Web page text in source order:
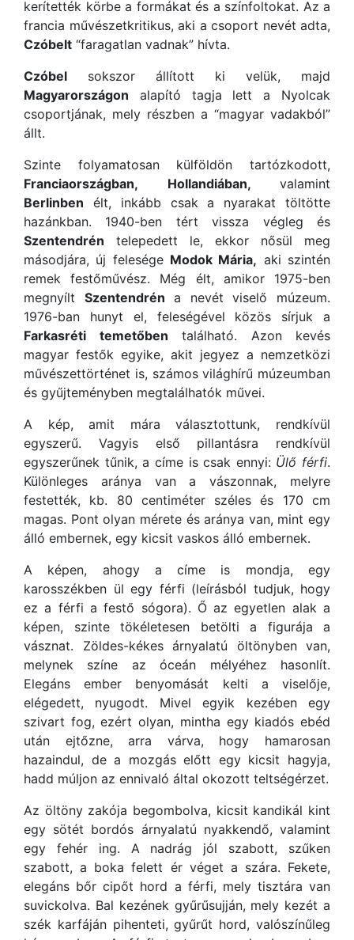
kerítették körbe a formákat és a színfoltokat. Az a
francia művészetkritikus, aki a csoport nevét adta,
Czóbelt “faragatlan vadnak” hívta.
Czóbel sokszor állított ki velük, majd
Magyarországon alapító tagja lett a Nyolcak
csoportjának, mely részben a “magyar vadakból”
állt.
Szinte folyamatosan külföldön tartózkodott,
Franciaországban,
Hollandiában, valamint
Berlinben élt, inkább csak a nyarakat töltötte
hazánkban. 1940-ben tért vissza végleg és
Szentendrén telepedett le, ekkor nősül meg
másodjára, új felesége Modok Mária, aki szintén
remek festőművész. Még élt, amikor 1975-ben
megnyílt Szentendrén a nevét viselő múzeum.
1976-ban hunyt el, feleségével közös sírjuk a
Farkasréti temetőben található. Azon kevés
magyar festők egyike, akit jegyez a nemzetközi
művészettörténet is, számos világhírű múzeumban
és gyűjteményben megtalálhatók művei.
A kép, amit mára választottunk, rendkívül
egyszerű. Vagyis első pillantásra rendkívül
egyszerűnek tűnik, a címe is csak ennyi: Ülő férfi.
Különleges aránya van a vászonnak, melyre
festették, kb. 80 centiméter széles és 170 cm
magas. Pont olyan mérete és aránya van, mint egy
álló embernek, egy kicsit vaskos álló embernek.
A képen, ahogy a címe is mondja, egy
karosszékben ül egy férfi (leírásból tudjuk, hogy
ez a férfi a festő sógora). Ő az egyetlen alak a
képen, szinte tökéletesen betölti a figurája a
vásznat. Zöldes-kékes árnyalatú öltönyben van,
melynek színe az óceán mélyéhez hasonlít.
Elegáns ember benyomását kelti a viselője,
elégedett, nyugodt. Mivel egyik kezében egy
szivart fog, ezért olyan, mintha egy kiadós ebéd
után ejtőzne, arra várva, hogy hamarosan
hazaindul, de a mozgás előtt egy kicsit hagyja,
hadd múljon az ennivaló által okozott teltségérzet.
Az öltöny zakója begombolva, kicsit kandikál kint
egy sötét bordós árnyalatú nyakkendő, valamint
egy fehér ing. A nadrág jól szabott, szűken
szabott, a boka felett ér véget a szára. Fekete,
elegáns bőr cipőt hord a férfi, mely tisztára van
suvickolva. Bal kezének gyűrűsujján, mely kezét a
szék karfáján pihenteti, gyűrűt hord, valószínűleg